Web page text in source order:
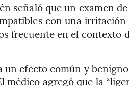
señaló que un examen
con una
frecuente en el contexto
un efecto común y
médico agregó que la